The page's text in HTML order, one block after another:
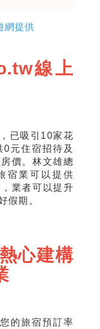
網提供
線上
已吸引10家花
元住宿招待及
價。林文雄總
宿業可以提供
業者可以提升
假期。
心建構
的旅宿預訂率